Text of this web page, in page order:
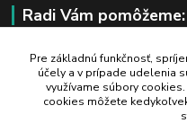
Radi Vám pomôžeme:
+421 908 700 612
po-pia: 8.00 - 16.00
business@jtf.sk
Pre základnú funkčnosť,
účely a v prípade udelenia
využívame súbory
cookies môžete